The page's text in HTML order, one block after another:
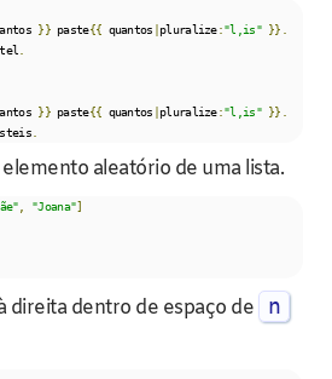
}} paste{{ quantos |pluralize:"l,is" }}.
}} paste{{ quantos |pluralize:"l,is" }}.
.
aleatório de uma lista.
"Joana"]
direita dentro de espaço de n